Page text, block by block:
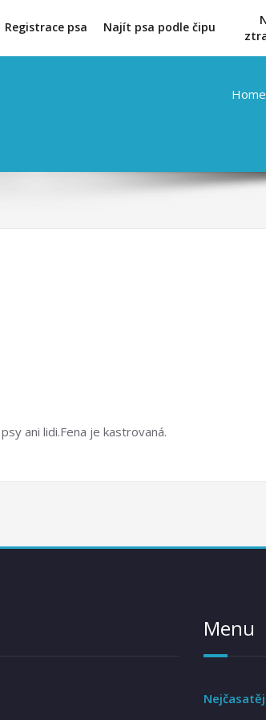
Registrace psa Najít psa podle čipu
Home
ani lidi.Fena je kastrovaná.
Menu